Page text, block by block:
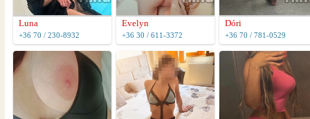
Luna
+36 70 / 230-8932
Evelyn
+36 30 / 611-3372
Dóri
+36 70 / 781-0529